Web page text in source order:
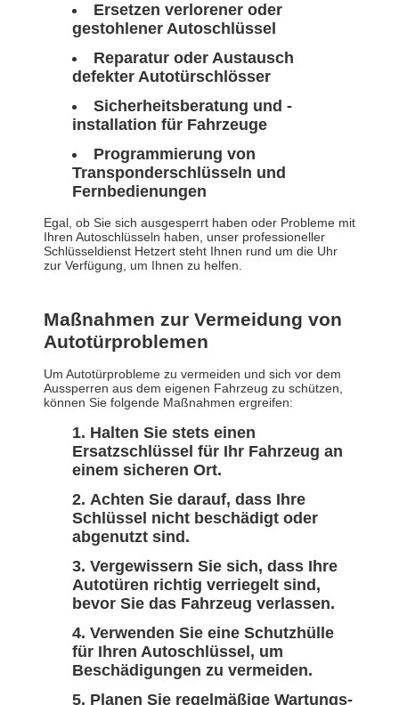
Ersetzen verlorener oder
gestohlener Autoschlüssel
Reparatur oder Austausch
defekter Autotürschlösser
Sicherheitsberatung und -
installation für Fahrzeuge
Programmierung von
Transponderschlüsseln und
Fernbedienungen
Egal, ob Sie sich ausgesperrt haben oder Probleme mit
Ihren Autoschlüsseln haben, unser professioneller
Schlüsseldienst Hetzert steht Ihnen rund um die Uhr
zur Verfügung, um Ihnen zu helfen.
Maßnahmen zur Vermeidung von
Autotürproblemen
Um Autotürprobleme zu vermeiden und sich vor dem
Aussperren aus dem eigenen Fahrzeug zu schützen,
können Sie folgende Maßnahmen ergreifen:
Halten Sie stets einen
Ersatzschlüssel für Ihr Fahrzeug an
einem sicheren Ort.
Achten Sie darauf, dass Ihre
Schlüssel nicht beschädigt oder
abgenutzt sind.
Vergewissern Sie sich, dass Ihre
Autotüren richtig verriegelt sind,
bevor Sie das Fahrzeug verlassen.
Verwenden Sie eine Schutzhülle
für Ihren Autoschlüssel, um
Beschädigungen zu vermeiden.
Planen Sie regelmäßige Wartungs-